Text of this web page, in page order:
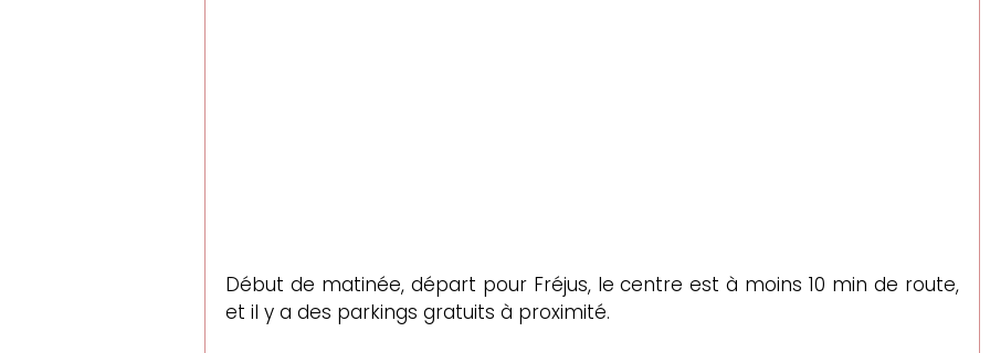
Début de matinée, départ pour Fréjus, le centre est à moins 10 min de route,
et il y a des parkings gratuits à proximité.